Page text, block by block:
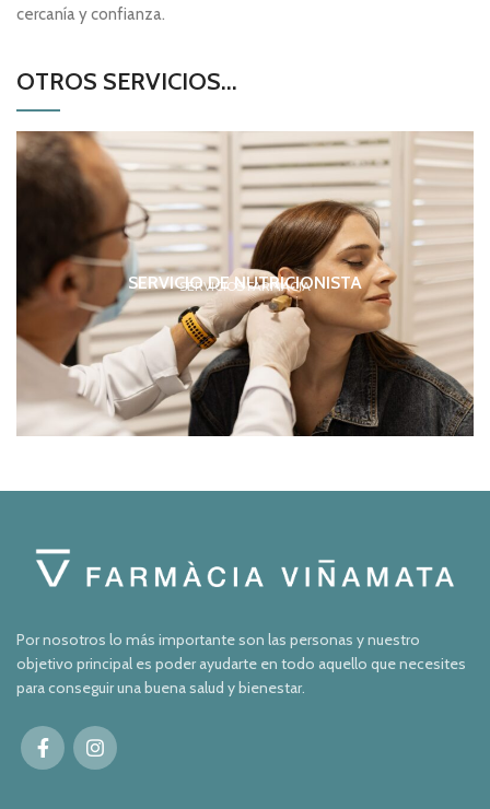
cercanía y confianza.
OTROS SERVICIOS...
SERVICIOS FARMACIA
SERVICIO DE NUTRICIONISTA
Por nosotros lo más importante son las personas y nuestro
objetivo principal es poder ayudarte en todo aquello que necesites
para conseguir una buena salud y bienestar.